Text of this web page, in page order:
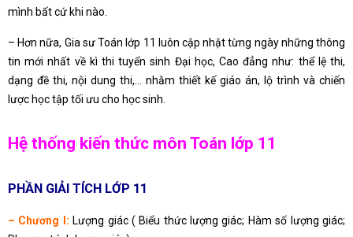
mình bất cứ khi nào.
– Hơn nữa, Gia sư Toán lớp 11 luôn cập nhật từng ngày những thông
tin mới nhất về kì thi tuyển sinh Đại học, Cao đẳng như: thể lệ thi,
dạng đề thi, nội dung thi,… nhằm thiết kế giáo án, lộ trình và chiến
lược học tập tối ưu cho học sinh.
Hệ thống kiến thức môn Toán lớp 11
PHẦN GIẢI TÍCH LỚP 11
– Chương I: Lượng giác ( Biểu thức lượng giác; Hàm số lượng giác;